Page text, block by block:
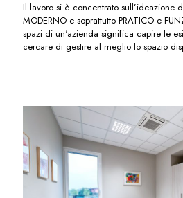
Il lavoro si è concentrato sull’ideazione
MODERNO e soprattutto PRATICO e
spazi di un'azienda significa capire le
cercare di gestire al meglio lo spazio